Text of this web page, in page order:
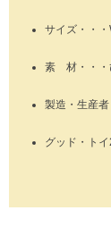
サイズ・・
素 材・・・
製造・生産者
グッド・ト